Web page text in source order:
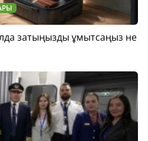
затыңызды ұмытсаңыз не